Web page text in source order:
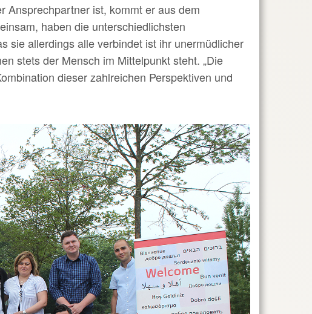
Ansprechpartner ist, kommt er aus dem
haben die unterschiedlichsten
sie allerdings alle verbindet ist ihr unermüdlicher
stets der Mensch im Mittelpunkt steht. „Die
dieser zahlreichen Perspektiven und